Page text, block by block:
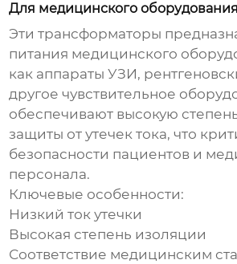
Для медицинского оборудования
Эти трансформаторы
питания медицинского
как аппараты УЗИ,
другое чувствительное
обеспечивают высокую
защиты от утечек тока, что
безопасности пациентов и
персонала.
Ключевые особенности:
Низкий ток утечки
Высокая степень изоляции
Соответствие медицинским